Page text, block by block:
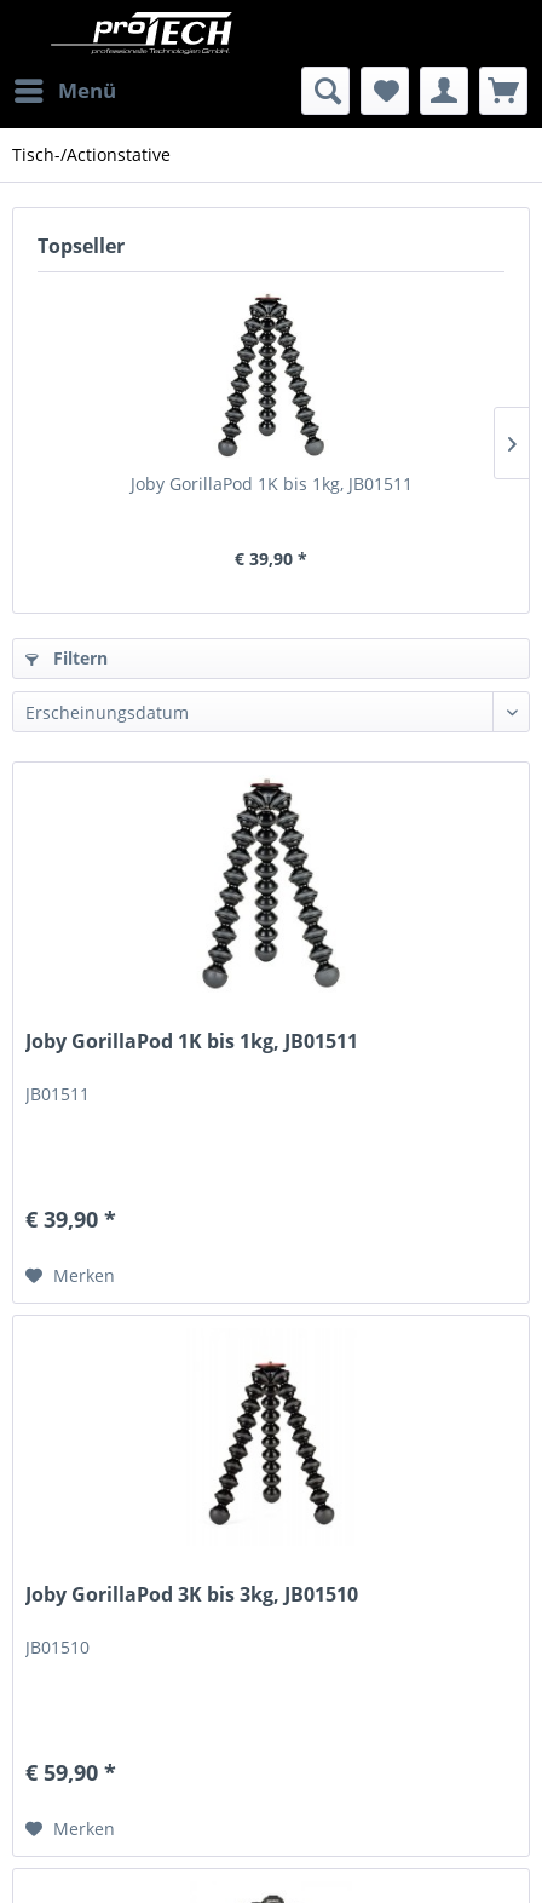
Menü
Tisch-/Actionstative
Topseller
Joby GorillaPod 1K bis 1kg, JB01511
€ 39,90 *
Filtern
Joby GorillaPod 1K bis 1kg, JB01511
JB01511
€ 39,90 *
Merken
Joby GorillaPod 3K bis 3kg, JB01510
JB01510
€ 59,90 *
Merken